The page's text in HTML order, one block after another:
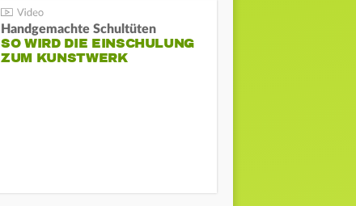
Handgemachte Schultüten
SO WIRD DIE EINSCHULUNG
ZUM KUNSTWERK